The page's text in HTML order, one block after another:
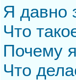
Я давно
Что
Почему
Что